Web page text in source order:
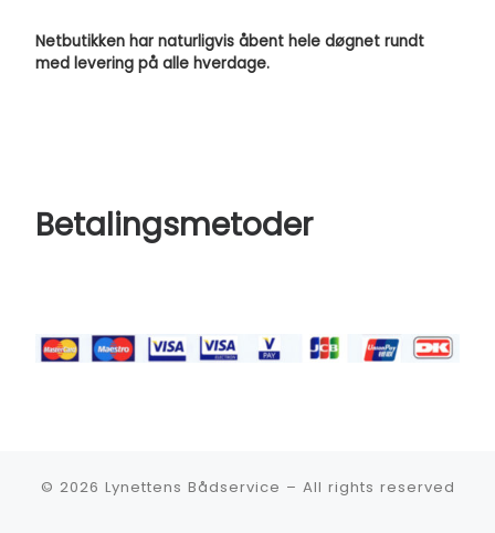
Netbutikken har naturligvis åbent hele døgnet rundt
med levering på alle hverdage.
Betalingsmetoder
© 2026 Lynettens Bådservice – All rights reserved